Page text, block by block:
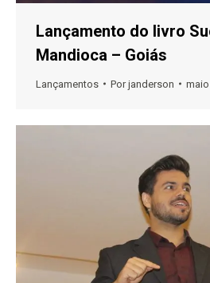
Lançamento do livro
Mandioca – Goiás
Lançamentos Porjanderson